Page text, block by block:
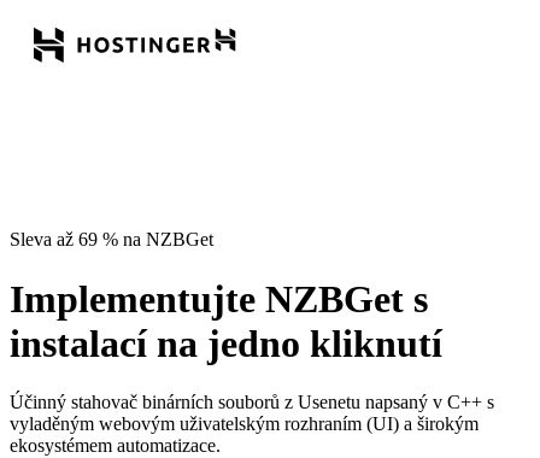
Sleva až 69 % na NZBGet
Implementujte NZBGet s
instalací na jedno kliknutí
Účinný stahovač binárních souborů z Usenetu napsaný v C++ s
vyladěným webovým uživatelským rozhraním (UI) a širokým
ekosystémem automatizace.